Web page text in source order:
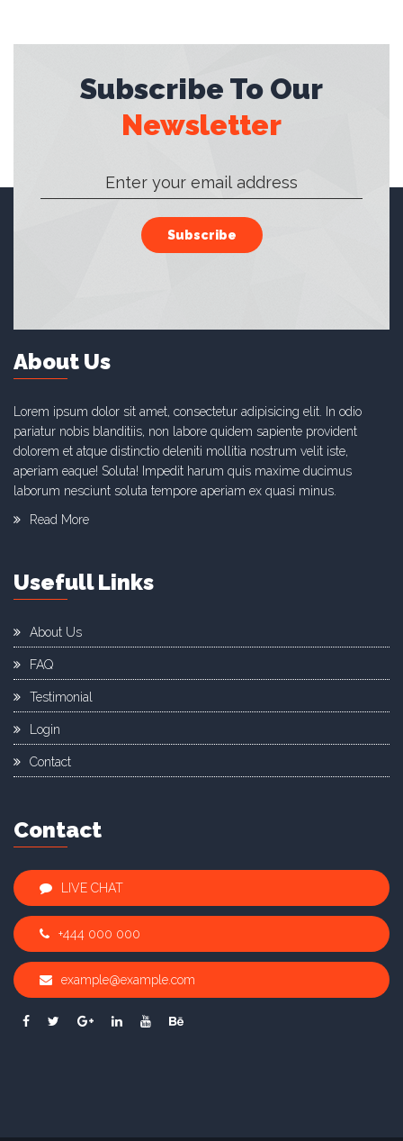
Subscribe To Our
Newsletter
Subscribe
About Us
Lorem ipsum dolor sit amet, consectetur adipisicing elit. In odio
pariatur nobis blanditiis, non labore quidem sapiente provident
dolorem et atque distinctio deleniti mollitia nostrum velit iste,
aperiam eaque! Soluta! Impedit harum quis maxime ducimus
laborum nesciunt soluta tempore aperiam ex quasi minus.
Read More
Usefull Links
About Us
FAQ
Testimonial
Login
Contact
Contact
LIVE CHAT
+444 000 000
example@example.com